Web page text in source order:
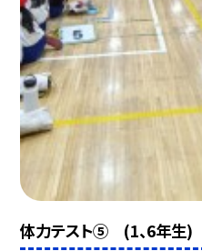
体力テスト⑤ (1、6年生)